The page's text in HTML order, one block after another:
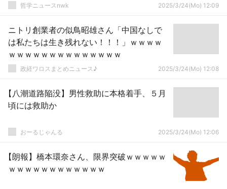
哲学ニュースnwk 2025/3/24(Mo) 12:09
ニトリ創業者の似鳥昭雄さん「中国なしで
は私たちは生き残れない！！！」ｗｗｗｗ
ｗｗｗｗｗｗｗｗｗｗｗｗｗｗ
政経ワロスまとめニュース♪ 2025/3/24(Mo) 12:08
【八潮道路陥没】男性救助に本格着手、５月
頃には救助か
おーるじゃんる 2025/3/24(Mo) 12:06
【朗報】橋本環奈さん、限界突破ｗｗｗｗｗ
ｗｗｗｗｗｗｗｗｗｗｗｗ